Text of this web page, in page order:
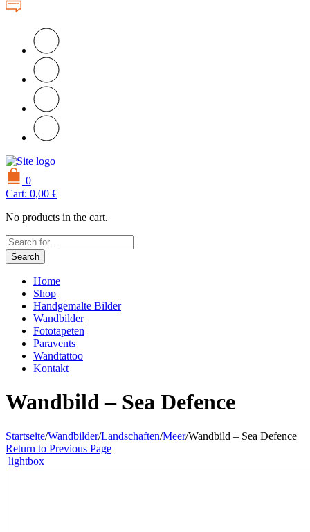
0
Cart: 0,00 €
No products in the cart.
Search
Home
Shop
Handgemalte Bilder
Wandbilder
Fototapeten
Paravents
Wandtattoo
Kontakt
Wandbild – Sea Defence
Startseite/Wandbilder/Landschaften/Meer/Wandbild – Sea Defence
Return to Previous Page
lightbox